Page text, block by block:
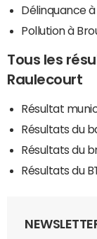
Délinquance
Pollution à
Tous les
Raulecourt
Résultat
Résultats du
Résultats du
Résultats du